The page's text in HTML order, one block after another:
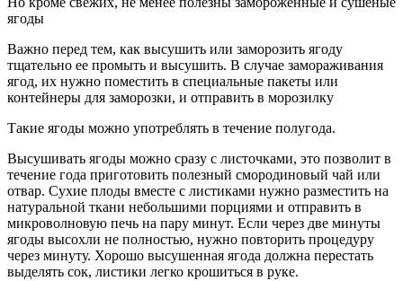
ягоды
Важно перед тем, как высушить или заморозить ягоду
тщательно ее промыть и высушить. В случае замораживания
ягод, их нужно поместить в специальные пакеты или
контейнеры для заморозки, и отправить в морозилку
Такие ягоды можно употреблять в течение полугода.
Высушивать ягоды можно сразу с листочками, это позволит в
течение года приготовить полезный смородиновый чай или
отвар. Сухие плоды вместе с листиками нужно разместить на
натуральной ткани небольшими порциями и отправить в
микроволновую печь на пару минут. Если через две минуты
ягоды высохли не полностью, нужно повторить процедуру
через минуту. Хорошо высушенная ягода должна перестать
выделять сок, листики легко крошиться в руке.